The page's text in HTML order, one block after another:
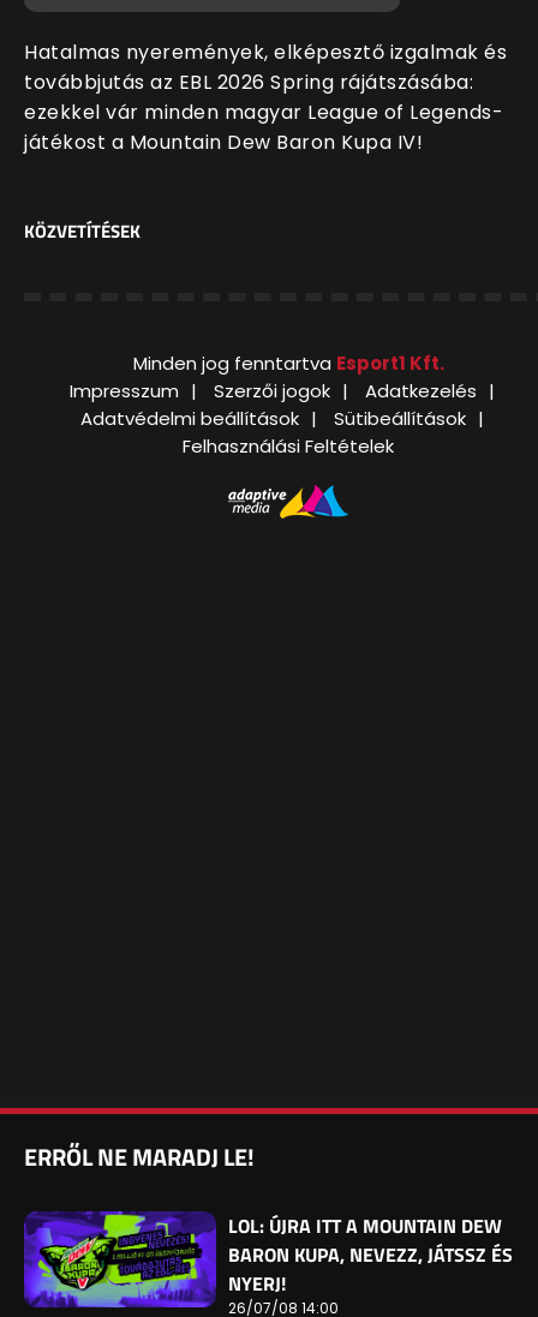
Hatalmas nyeremények, elképesztő izgalmak és
továbbjutás az EBL 2026 Spring rájátszásába:
ezekkel vár minden magyar League of Legends-
játékost a Mountain Dew Baron Kupa IV!
KÖZVETÍTÉSEK
Minden jog fenntartva Esport1 Kft.
Impresszum
Szerzői jogok
Adatkezelés
Adatvédelmi beállítások
Sütibeállítások
Felhasználási Feltételek
ERRŐL NE MARADJ LE!
LOL: ÚJRA ITT A MOUNTAIN DEW
BARON KUPA, NEVEZZ, JÁTSSZ ÉS
NYERJ!
26/07/08 14:00